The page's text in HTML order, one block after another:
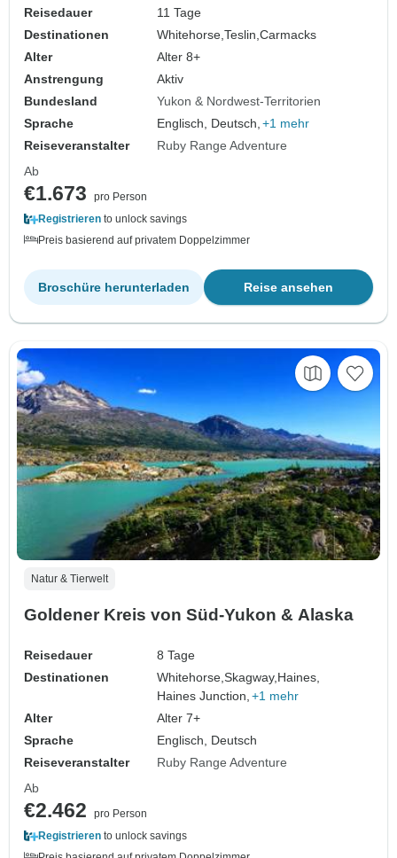
Reisedauer
11 Tage
Destinationen
Whitehorse,Teslin,Carmacks
Alter
Alter 8+
Anstrengung
Aktiv
Bundesland
Yukon & Nordwest-Territorien
Sprache
Englisch, Deutsch, +1 mehr
Reiseveranstalter
Ruby Range Adventure
Ab
€1.673
pro Person
Registrieren to unlock savings
Preis basierend auf privatem Doppelzimmer
Reise ansehen
Broschüre herunterladen
Natur & Tierwelt
Goldener Kreis von Süd-Yukon & Alaska
Reisedauer
8 Tage
Destinationen
Whitehorse,Skagway,Haines,
Haines Junction, +1 mehr
Alter
Alter 7+
Sprache
Englisch, Deutsch
Reiseveranstalter
Ruby Range Adventure
Ab
€2.462
pro Person
Registrieren to unlock savings